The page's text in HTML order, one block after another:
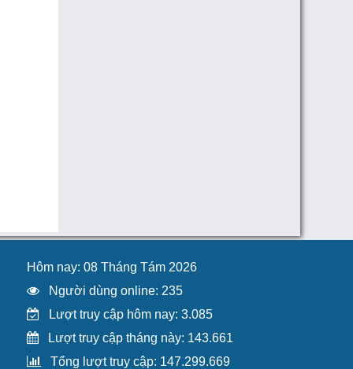
Hôm nay: 08 Tháng Tám 2026
Người dùng online: 235
Lượt truy cập hôm nay: 3.085
Lượt truy cập tháng này: 143.661
Tổng lượt truy cập: 147.299.669